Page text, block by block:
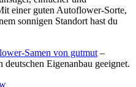
einer guten Autoflower-Sorte,
sonnigen Standort hast du
Samen von gutmut –
Eigenanbau geeignet.